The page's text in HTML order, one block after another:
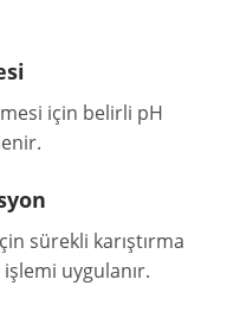
için belirli pH
sürekli karıştırma
uygulanır.